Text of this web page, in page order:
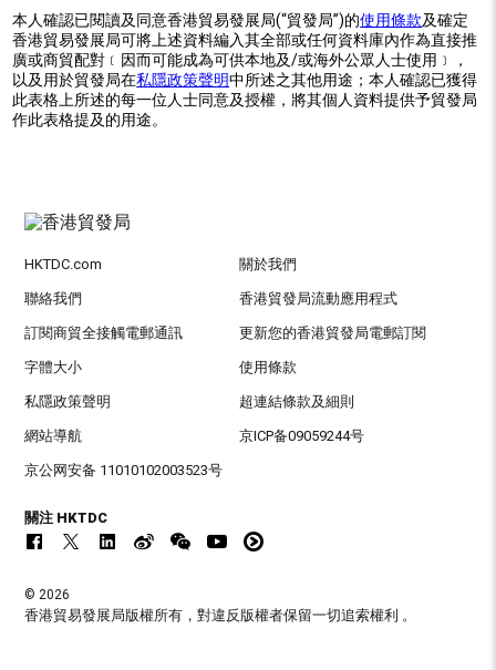
本人確認已閱讀及同意香港貿易發展局(“貿發局”)的使用條款及確定
香港貿易發展局可將上述資料編入其全部或任何資料庫內作為直接推
廣或商貿配對﹝因而可能成為可供本地及/或海外公眾人士使用﹞，
以及用於貿發局在私隱政策聲明中所述之其他用途；本人確認已獲得
此表格上所述的每一位人士同意及授權，將其個人資料提供予貿發局
作此表格提及的用途。
HKTDC.com 關於我們
聯絡我們 香港貿發局流動應用程式
訂閱商貿全接觸電郵通訊 更新您的香港貿發局電郵訂閱
字體大小 使用條款
私隱政策聲明 超連結條款及細則
網站導航 京ICP备09059244号
京公网安备 11010102003523号
關注 HKTDC
© 2026
香港貿易發展局版權所有，對違反版權者保留一切追索權利 。